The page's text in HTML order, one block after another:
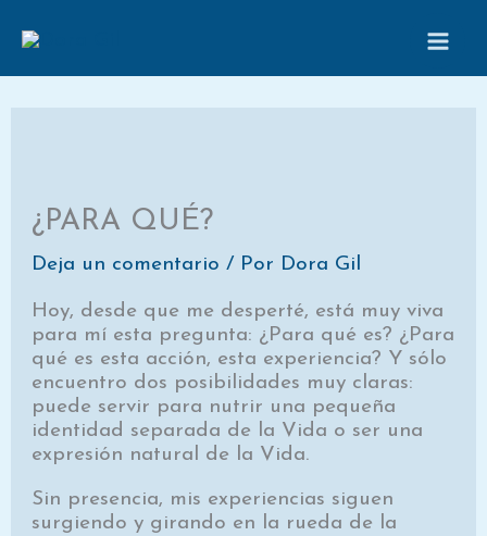
¿PARA QUÉ?
Deja un comentario / Por Dora Gil
Hoy, desde que me desperté, está muy viva
para mí esta pregunta: ¿Para qué es? ¿Para
qué es esta acción, esta experiencia? Y sólo
encuentro dos posibilidades muy claras:
puede servir para nutrir una pequeña
identidad separada de la Vida o ser una
expresión natural de la Vida.
Sin presencia, mis experiencias siguen
surgiendo y girando en la rueda de la